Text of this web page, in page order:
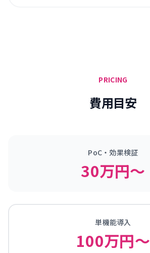
PRICING
費用目安
PoC・効果検証
30万円〜
単機能導入
100万円〜